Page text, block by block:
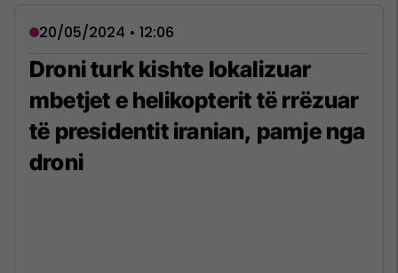
20/05/2024 • 12:06
Droni turk kishte lokalizuar
mbetjet e helikopterit të rrëzuar
të presidentit iranian, pamje nga
droni